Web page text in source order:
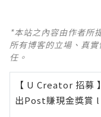
*本站之內容由作者所
所有博客的立場、真
任。
【 U Creator 招募 】
出Post賺現金獎賞 l